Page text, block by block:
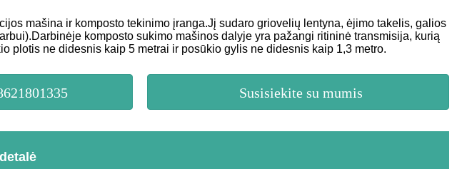
mašina ir komposto tekinimo įranga.Jį sudaro griovelių lentyna, ėjimo takelis, galios
komposto sukimo mašinos dalyje yra pažangi ritininė transmisija, kurią
plotis ne didesnis kaip 5 metrai ir posūkio gylis ne didesnis kaip 1,3 metro.
Susisiekite su mumis